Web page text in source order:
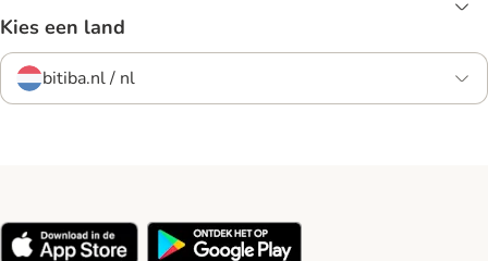
Kies een land
bitiba.nl / nl